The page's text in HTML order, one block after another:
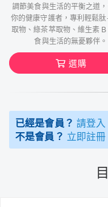
調節美食與生活的平衡之道
你的健康守護者，專利輕鬆
取物、綠茶萃取物、維生素
食與生活的無憂夥伴。
選購
已經是會員？ 請登入
不是會員？ 立即註冊